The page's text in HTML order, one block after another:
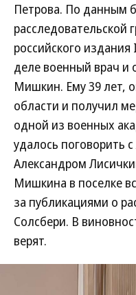
Петрова. По данным
расследовательской
российского
деле военный врач и
Мишкин. Ему 39 лет,
области и получил
одной из военных
удалось поговорить
Александром
Мишкина в поселке
за публикациями о
Солсбери. В
верят.